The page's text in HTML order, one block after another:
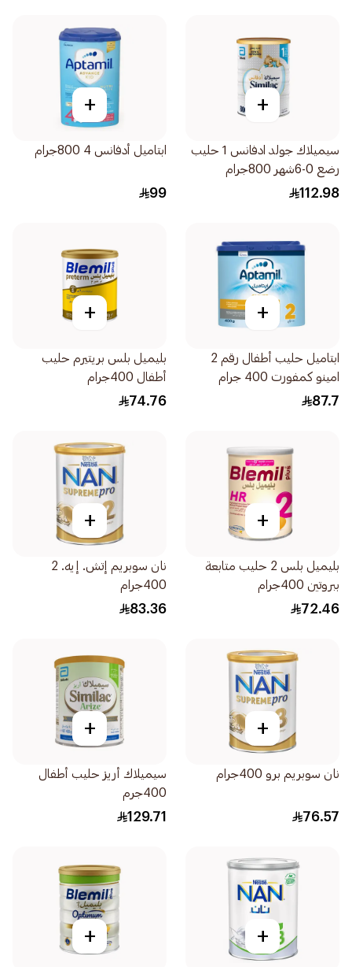
+
سيميلاك جولد ادفانس 1 حليب
رضع 0-6شهر 800جرام
112.98
+
ابتاميل أدفانس 4 800جرام
99
+
ابتاميل حليب أطفال رقم 2
امينو كمفورت 400 جرام
87.7
+
بليميل بلس بريتيرم حليب
أطفال 400جرام
74.76
+
بليميل بلس 2 حليب متابعة
ببروتين 400جرام
72.46
+
نان سوبريم إتش. إيه. 2
400جرام
83.36
+
نان سوبريم برو 400جرام
76.57
+
سيميلاك أريز حليب أطفال
400جرم
129.71
+
+